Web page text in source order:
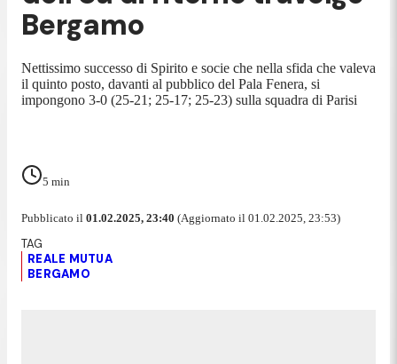
Bergamo
Nettissimo successo di Spirito e socie che nella sfida che valeva
il quinto posto, davanti al pubblico del Pala Fenera, si
impongono 3-0 (25-21; 25-17; 25-23) sulla squadra di Parisi
5 min
Pubblicato il 01.02.2025, 23:40 (Aggiornato il 01.02.2025, 23:53)
REALE MUTUA
BERGAMO